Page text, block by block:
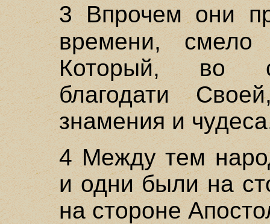
3 Впрочем они
времени, смело
Который, во
благодати
знамения и
4 Между тем
и одни были на
на стороне